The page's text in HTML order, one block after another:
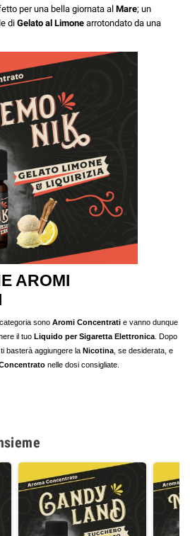
per una bella giornata al Mare; un
di Gelato al Limone arrotondato da una
AROMI
sono Aromi Concentrati e vanno dunque
il tuo Liquido per Sigaretta Elettronica . Dopo
basterà aggiungere la Nicotina , se desiderata, e
nelle dosi consigliate.